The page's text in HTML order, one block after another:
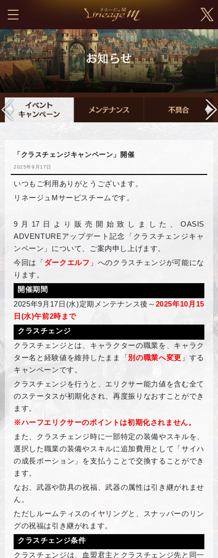
「クラスチェンジキャンペーン」開催
2025年9月17日
いつもご利用ありがとうございます。
リネージュMサービスチームです。
9月17日より販売開始致しました、OASIS
ADVENTUREアップデート記念「クラスチェンジキャ
ンペーン」について、ご案内申し上げます。
今回は「ダークエルフ 」へのクラスチェンジが可能にな
ります。
開催期間
2025年9月17日(水)定期メンテナンス後～ 2025年10月15
日(水)午前2時まで
クラスチェンジ
クラスチェンジとは、キャラクターの職業を、キャラク
ター名と経験値を維持したまま「別の職業へ変更 」する
キャンペーンです。
クラスチェンジを行うと、エリクサー能力値を含む全て
のステータスが初期化され、再度振りなおすことができ
ます。
※ハーフエリクサーのポイントは初期化されません。
また、クラスチェンジ時に一部特定の装備やスキルを、
選択した職業の装備やスキルに追加費用として「サイハ
の成長ポーション」を支払うことで交換することができ
ます。
なお、武器や防具の祝福、武器の属性は引き継がれませ
ん。
ただしルームティスのイヤリングと、スナッパーのリン
グの祝福は引き継がれます。
クラスチェンジ条件
クラスチェンジは、血盟君主とクラスチェンジ先と同一